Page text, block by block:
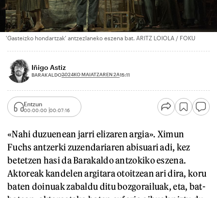
'Gasteizko hondartzak' antzezlaneko eszena bat. ARITZ LOIOLA / FOKU
Iñigo Astiz
BARAKALDO2024KO MAIATZAREN 2A15:11
Entzun
00:00:00 00:07:16
«Nahi duzuenean jarri elizaren argia». Ximun
Fuchs antzerki zuzendariaren abisuari adi, kez
betetzen hasi da Barakaldo antzokiko eszena.
Aktoreak kandelen argitara otoitzean ari dira, koru
baten doinuak zabaldu ditu bozgorailuak, eta, bat-